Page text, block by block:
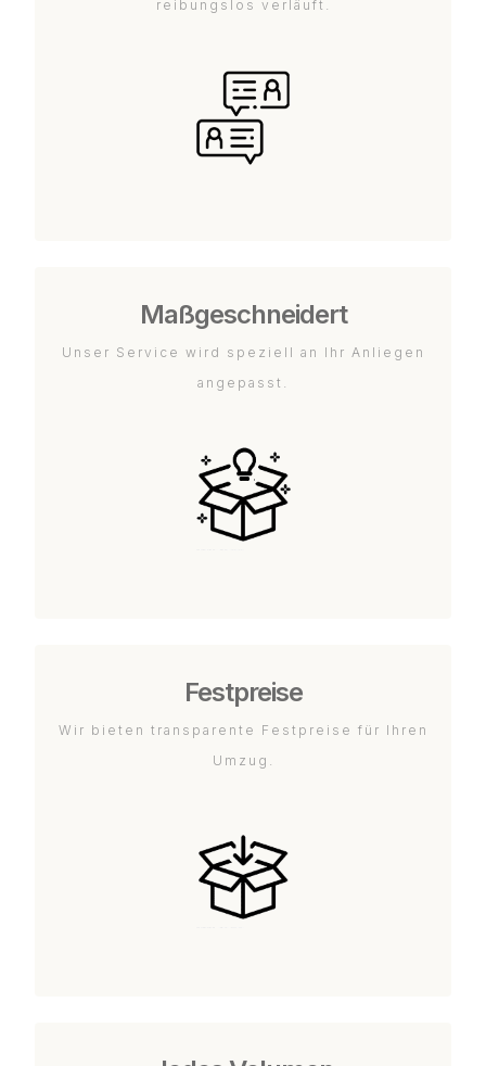
reibungslos verläuft.
Maßgeschneidert
Unser Service wird speziell an Ihr Anliegen
angepasst.
Festpreise
Wir bieten transparente Festpreise für Ihren
Umzug.